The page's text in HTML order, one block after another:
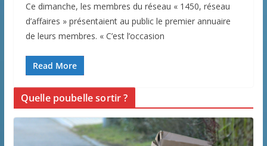
Ce dimanche, les membres du réseau « 1450, réseau
d’affaires » présentaient au public le premier annuaire
de leurs membres. « C’est l’occasion
Read More
Quelle poubelle sortir ?